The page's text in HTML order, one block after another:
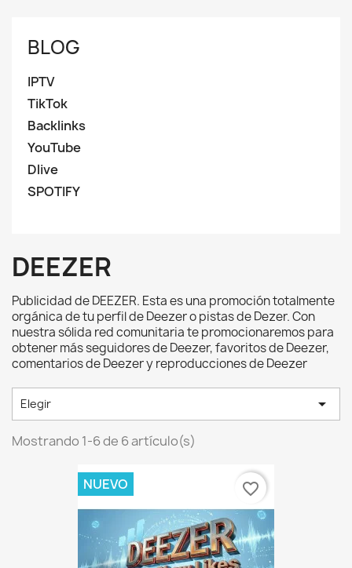
BLOG
IPTV
TikTok
Backlinks
YouTube
Dlive
SPOTIFY
DEEZER
Publicidad de DEEZER. Esta es una promoción totalmente
orgánica de tu perfil de Deezer o pistas de Dezer. Con
nuestra sólida red comunitaria te promocionaremos para
obtener más seguidores de Deezer, favoritos de Deezer,
comentarios de Deezer y reproducciones de Deezer
Elegir 
Mostrando 1-6 de 6 artículo(s)
NUEVO favorite_border